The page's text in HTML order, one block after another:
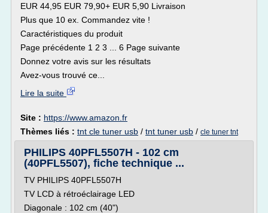
EUR 44,95 EUR 79,90+ EUR 5,90 Livraison
Plus que 10 ex. Commandez vite !
Caractéristiques du produit
Page précédente 1 2 3 ... 6 Page suivante
Donnez votre avis sur les résultats
Avez-vous trouvé ce...
Lire la suite
Site : https://www.amazon.fr
Thèmes liés : tnt cle tuner usb / tnt tuner usb / cle tuner tnt
PHILIPS 40PFL5507H - 102 cm
(40PFL5507), fiche technique ...
TV PHILIPS 40PFL5507H
TV LCD à rétroéclairage LED
Diagonale : 102 cm (40")